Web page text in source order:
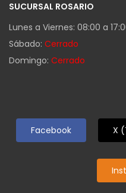
SUCURSAL ROSARIO
Lunes a Viernes: 08:00 a
Sábado: Cerrado
Domingo: Cerrado
Facebook X